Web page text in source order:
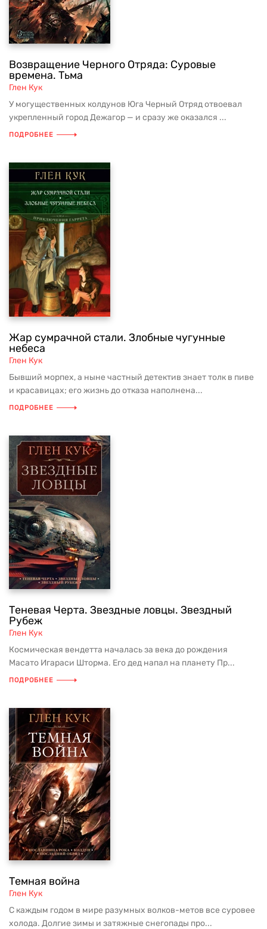
Возвращение Черного Отряда: Суровые
времена. Тьма
Глен Кук
У могущественных колдунов Юга Черный Отряд отвоевал
укрепленный город Дежагор — и сразу же оказался ...
ПОДРОБНЕЕ
Жар сумрачной стали. Злобные чугунные
небеса
Глен Кук
Бывший морпех, а ныне частный детектив знает толк в пиве
и красавицах; его жизнь до отказа наполнена...
ПОДРОБНЕЕ
Теневая Черта. Звездные ловцы. Звездный
Рубеж
Глен Кук
Космическая вендетта началась за века до рождения
Масато Игараси Шторма. Его дед напал на планету Пр...
ПОДРОБНЕЕ
Темная война
Глен Кук
С каждым годом в мире разумных волков-метов все суровее
холода. Долгие зимы и затяжные снегопады про...